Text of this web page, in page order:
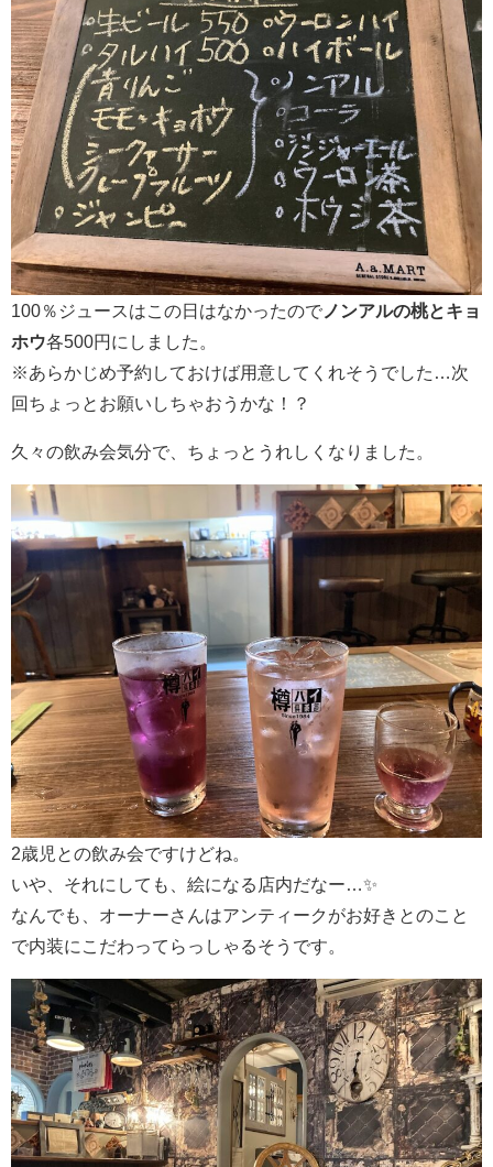
100％ジュースはこの日はなかったので ノンアルの桃とキョ
ホウ各500円にしました。
※あらかじめ予約しておけば用意してくれそうでした…次
回ちょっとお願いしちゃおうかな！？
久々の飲み会気分で、ちょっとうれしくなりました。
2歳児との飲み会ですけどね。
いや、それにしても、絵になる店内だなー…✨
なんでも、オーナーさんはアンティークがお好きとのこと
で内装にこだわってらっしゃるそうです。